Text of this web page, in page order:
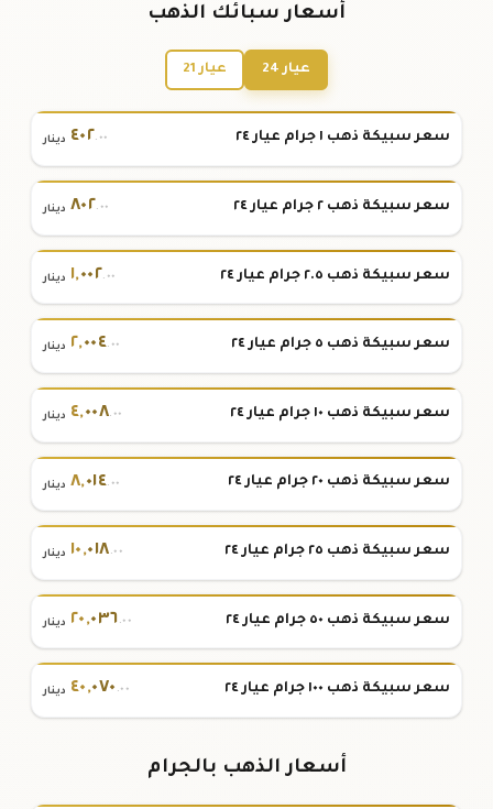
أسعار سبائك الذهب
عيار 24 عيار 21
سعر سبيكة ذهب ١ جرام عيار ٢٤ ٤٠٢ .٠٠ دينار
سعر سبيكة ذهب ٢ جرام عيار ٢٤ ٨٠٢.٠٠ دينار
سعر سبيكة ذهب ٢.٥ جرام عيار ٢٤ ١,٠٠٢.٠٠ دينار
سعر سبيكة ذهب ٥ جرام عيار ٢٤ ٢,٠٠٤.٠٠ دينار
سعر سبيكة ذهب ١٠ جرام عيار ٢٤ ٤,٠٠٨.٠٠ دينار
سعر سبيكة ذهب ٢٠ جرام عيار ٢٤ ٨,٠١٤.٠٠ دينار
سعر سبيكة ذهب ٢٥ جرام عيار ٢٤ ١٠,٠١٨.٠٠ دينار
سعر سبيكة ذهب ٥٠ جرام عيار ٢٤ ٢٠,٠٣٦.٠٠ دينار
سعر سبيكة ذهب ١٠٠ جرام عيار ٢٤ ٤٠,٠٧٠ .٠٠ دينار
أسعار الذهب بالجرام